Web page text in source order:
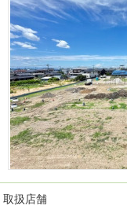
取扱店舗